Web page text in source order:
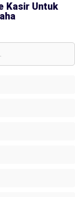
Kasir Untuk